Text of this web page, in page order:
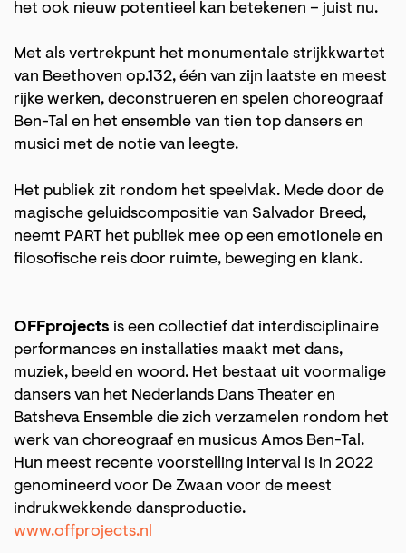
het ook nieuw potentieel kan betekenen – juist nu.
Met als vertrekpunt het monumentale strijkkwartet
van Beethoven op.132, één van zijn laatste en meest
rijke werken, deconstrueren en spelen choreograaf
Ben-Tal en het ensemble van tien top dansers en
musici met de notie van leegte.
Het publiek zit rondom het speelvlak. Mede door de
magische geluidscompositie van Salvador Breed,
neemt PART het publiek mee op een emotionele en
filosofische reis door ruimte, beweging en klank.
OFFprojects is een collectief dat interdisciplinaire
performances en installaties maakt met dans,
muziek, beeld en woord. Het bestaat uit voormalige
dansers van het Nederlands Dans Theater en
Batsheva Ensemble die zich verzamelen rondom het
werk van choreograaf en musicus Amos Ben-Tal.
Hun meest recente voorstelling Interval is in 2022
genomineerd voor De Zwaan voor de meest
indrukwekkende dansproductie.
www.offprojects.nl